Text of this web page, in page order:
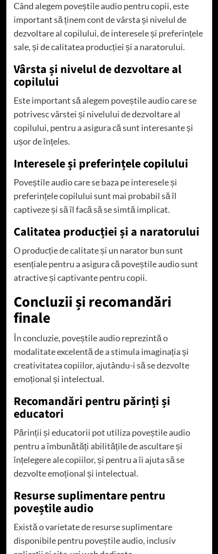
Când alegem poveștile audio pentru copii, este
important să ținem cont de vârsta și nivelul de
dezvoltare al copilului, de interesele și preferințele
sale, și de calitatea producției și a naratorului.
Vârsta și nivelul de dezvoltare al
copilului
Este important să alegem poveștile audio care se
potrivesc vârstei și nivelului de dezvoltare al
copilului, pentru a asigura că sunt interesante și
ușor de înțeles.
Interesele și preferințele copilului
Poveștile audio care se baza pe interesele și
preferințele copilului sunt mai probabil să îl
captiveze și să îl facă să se simtă implicat.
Calitatea producției și a naratorului
O producție de calitate și un narator bun sunt
esențiale pentru a asigura că poveștile audio sunt
atractive și captivante pentru copii.
Concluzii și recomandări
finale
În concluzie, poveștile audio reprezintă o
modalitate excelentă de a stimula imaginația și
creativitatea copiilor, ajutându-i să se dezvolte
emoțional și intelectual.
Recomandări pentru părinți și
educatori
Părinții și educatorii pot utiliza poveștile audio
pentru a îmbunătăți abilitățile de ascultare și
înțelegere ale copiilor, și pentru a îi ajuta să se
dezvolte emoțional și intelectual.
Resurse suplimentare pentru
poveștile audio
Există o varietate de resurse suplimentare
disponibile pentru poveștile audio, inclusiv